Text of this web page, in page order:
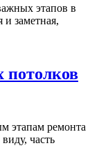
этапов в
заметная,
потолков
этапам ремонта
часть